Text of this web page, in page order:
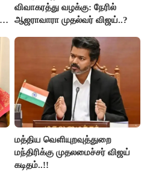
விவாகரத்து வழக்கு: நேரில்
ஆஜராவாரா முதல்வர் விஜய்..?
மத்திய வெளியுறவுத்துறை
மந்திரிக்கு முதலமைச்சர் விஜய்
கடிதம்..!!